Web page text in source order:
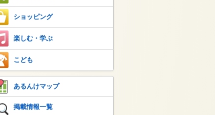
ショッピング
楽しむ・学ぶ
こども
あるんけマップ
掲載情報一覧